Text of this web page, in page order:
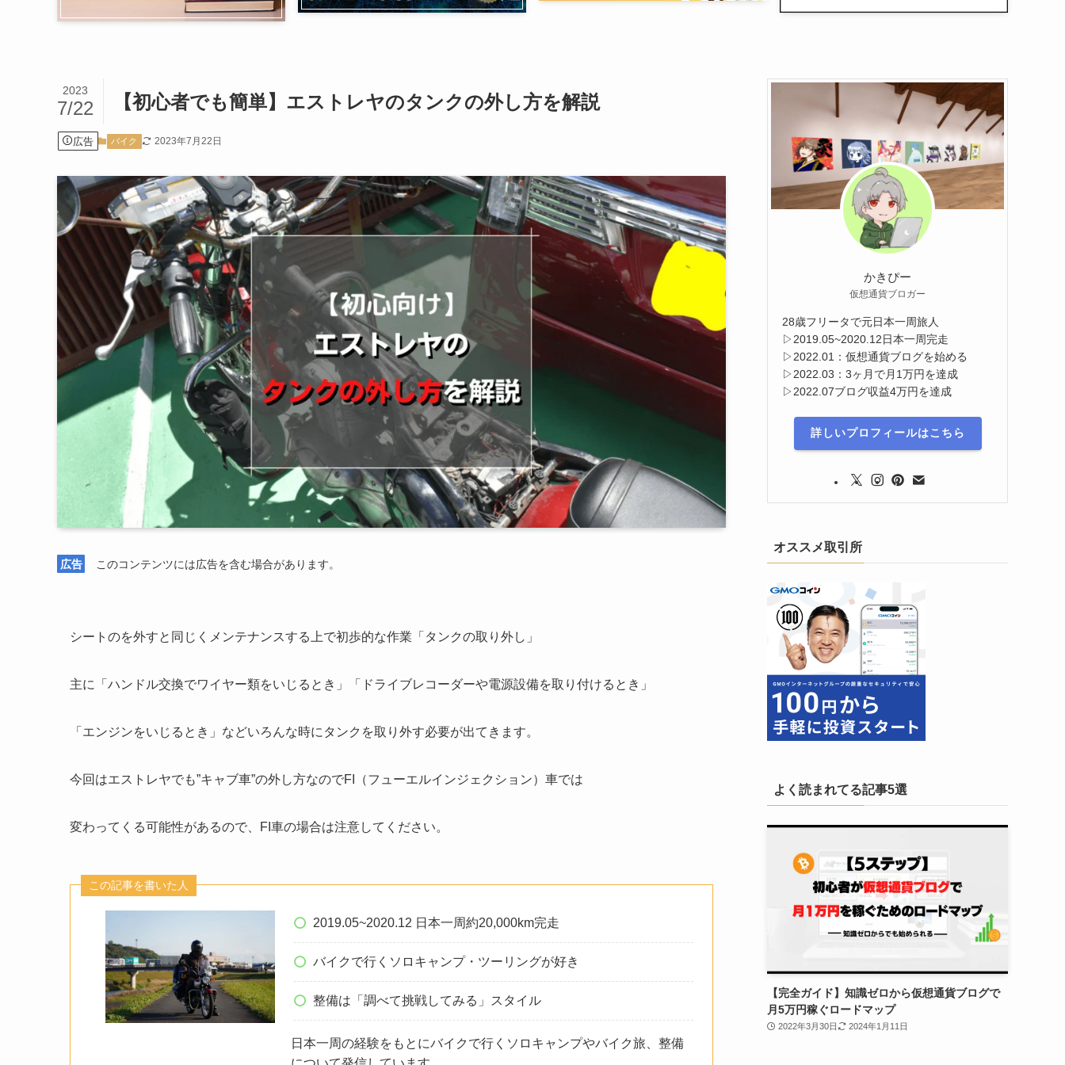
【初心者でも簡単】エストレヤのタンクの外し方を解説
2023
7/22
広告 バイク 2023年7月22日
広告 このコンテンツには広告を含む場合があります。
シートのを外すと同じくメンテナンスする上で初歩的な作業「タンクの取り外し」
主に「ハンドル交換でワイヤー類をいじるとき」「ドライブレコーダーや電源設備を取り付けるとき」
「エンジンをいじるとき」などいろんな時にタンクを取り外す必要が出てきます。
今回はエストレヤでも”キャブ車”の外し方なのでFI（フューエルインジェクション）車では
変わってくる可能性があるので、FI車の場合は注意してください。
この記事を書いた人
2019.05~2020.12 日本一周約20,000km完走
バイクで行くソロキャンプ・ツーリングが好き
整備は「調べて挑戦してみる」スタイル
日本一周の経験をもとにバイクで行くソロキャンプやバイク旅、整備
かきぴー
仮想通貨ブロガー
28歳フリータで元日本一周旅人
▷2019.05~2020.12日本一周完走
▷2022.01：仮想通貨ブログを始める
▷2022.03：3ヶ月で月1万円を達成
▷2022.07ブログ収益4万円を達成
詳しいプロフィールはこちら
オススメ取引所
よく読まれてる記事5選
【完全ガイド】知識ゼロから仮想通貨ブログで
月5万円稼ぐロードマップ
2022年3月30日 2024年1月11日